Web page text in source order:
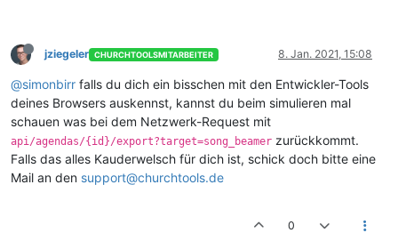
jziegeler CHURCHTOOLSMITARBEITER 8. Jan. 2021, 15:08
@simonbirr falls du dich ein bisschen mit den Entwickler-Tools
deines Browsers auskennst, kannst du beim simulieren mal
schauen was bei dem Netzwerk-Request mit
api/agendas/{id}/export?target=song_beamer zurückkommt.
Falls das alles Kauderwelsch für dich ist, schick doch bitte eine
Mail an den support@churchtools.de
0